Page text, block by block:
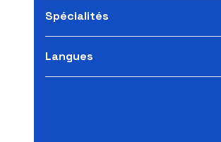
Spécialités
Langues